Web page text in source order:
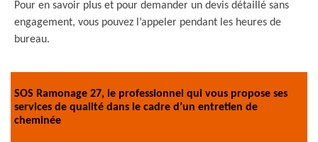
Pour en savoir plus et pour demander un devis détaillé sans
engagement, vous pouvez l’appeler pendant les heures de
bureau.
SOS Ramonage 27, le professionnel qui vous propose ses
services de qualité dans le cadre d’un entretien de
cheminée